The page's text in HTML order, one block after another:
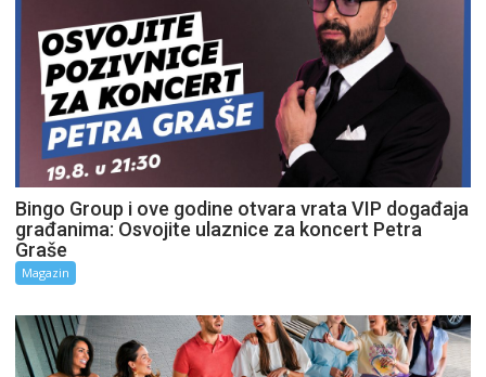
Bingo Group i ove godine otvara vrata VIP događaja
građanima: Osvojite ulaznice za koncert Petra
Graše
Magazin